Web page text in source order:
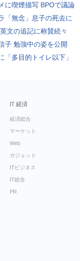
に喫煙描写 BPOで議論
「無念」息子の死去に
文の追記に称賛続々
子 勉強中の姿を公開
「多目的トイレ以下」
IT 経済
経済総合
マーケット
Web
ガジェット
ITビジネス
IT総合
PR